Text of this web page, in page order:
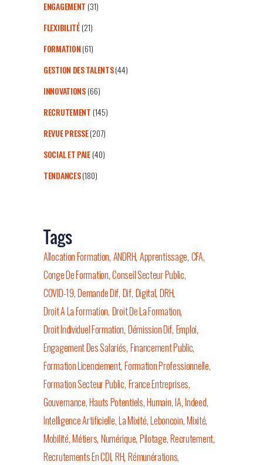
ENGAGEMENT(31)
FLEXIBILITÉ(21)
FORMATION(61)
GESTION DES TALENTS(44)
INNOVATIONS(66)
RECRUTEMENT(145)
REVUE PRESSE(207)
SOCIAL ET PAIE(40)
TENDANCES(180)
Tags
Allocation Formation ANDRH Apprentissage CFA
Conge De Formation Conseil Secteur Public
COVID-19 Demande Dif Dif Digital DRH
Droit A La Formation Droit De La Formation
Droit Individuel Formation Démission Dif Emploi
Engagement Des Salariés Financement Public
Formation Licenciement Formation Professionnelle
Formation Secteur Public France Entreprises
Gouvernance Hauts Potentiels Humain IA Indeed
Intelligence Artificielle La Mixité Leboncoin Mixité
Mobilité Métiers Numérique Pilotage Recrutement
Recrutements En CDI RH Rémunérations